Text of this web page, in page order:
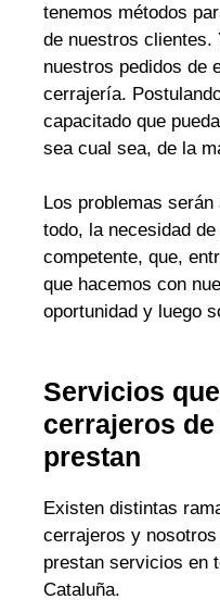
tenemos métodos
de nuestros clientes.
nuestros pedidos de
cerrajería.
capacitado que
sea cual sea, de la
Los problemas
todo, la necesidad de
competente, que,
que hacemos con
oportunidad y luego
Servicios
cerrajeros
prestan
Existen distintas
cerrajeros y
prestan servicios en
Cataluña.